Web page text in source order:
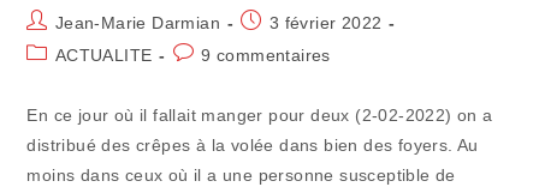
Auteur/autrice
de
Jean-Marie Darmian
Publication
publiée :
3 février 2022
PostACTUALITE
Commentaires
publication :
9 commentaires
En ce jour où il fallait manger pour deux (2-02-2022) on a
distribué des crêpes à la volée dans bien des foyers. Au
moins dans ceux où il a une personne susceptible de